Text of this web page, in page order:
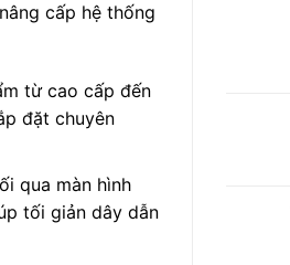
cấp hệ thống
từ cao cấp đến
đặt chuyên
qua màn hình
tối giản dây dẫn